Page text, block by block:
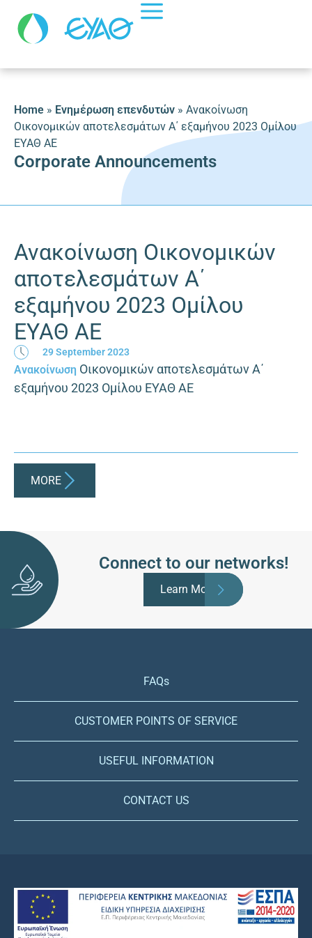
Home » Ενημέρωση επενδυτών » Ανακοίνωση
Οικονομικών αποτελεσμάτων Α΄ εξαμήνου 2023 Ομίλου
ΕΥΑΘ ΑΕ
Corporate Announcements
Ανακοίνωση Οικονομικών
αποτελεσμάτων Α΄
εξαμήνου 2023 Ομίλου
ΕΥΑΘ ΑΕ
29 September 2023
Ανακοίνωση Οικονομικών αποτελεσμάτων Α΄
εξαμήνου 2023 Ομίλου ΕΥΑΘ ΑΕ
MORE
Connect to our networks!
Learn More
FAQs
CUSTOMER POINTS OF SERVICE
USEFUL INFORMATION
CONTACT US